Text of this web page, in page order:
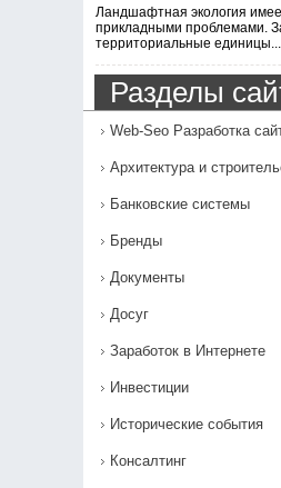
Ландшафтная экология
прикладными проблемами.
территориальные единицы...
Разделы
Web-Seo Разработка
Архитектура и
Банковские системы
Бренды
Документы
Досуг
Заработок в Интернете
Инвестиции
Исторические события
Консалтинг